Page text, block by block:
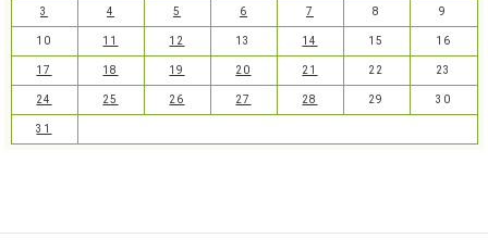
3 4 5 6 7 8 9
10 11 12 13 14 15 16
17 18 19 20 21 22 23
24 25 26 27 28 29 30
31